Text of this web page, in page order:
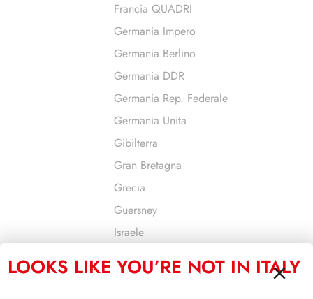
Francia QUADRI
Germania Impero
Germania Berlino
Germania DDR
Germania Rep. Federale
Germania Unita
Gibilterra
Gran Bretagna
Grecia
Guersney
Israele
Jugoslavia
LOOKS LIKE YOU’RE NOT IN ITALY